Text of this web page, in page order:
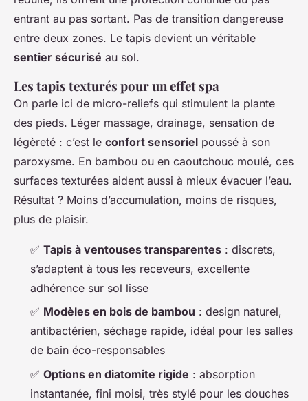
entrant au pas sortant. Pas de transition dangereuse
entre deux zones. Le tapis devient un véritable
sentier sécurisé au sol.
Les tapis texturés pour un effet spa
On parle ici de micro-reliefs qui stimulent la plante
des pieds. Léger massage, drainage, sensation de
légèreté : c’est le confort sensoriel poussé à son
paroxysme. En bambou ou en caoutchouc moulé, ces
surfaces texturées aident aussi à mieux évacuer l’eau.
Résultat ? Moins d’accumulation, moins de risques,
plus de plaisir.
✅ Tapis à ventouses transparentes : discrets,
s’adaptent à tous les receveurs, excellente
adhérence sur sol lisse
✅ Modèles en bois de bambou : design naturel,
antibactérien, séchage rapide, idéal pour les salles
de bain éco-responsables
✅ Options en diatomite rigide : absorption
instantanée, fini moisi, très stylé pour les douches